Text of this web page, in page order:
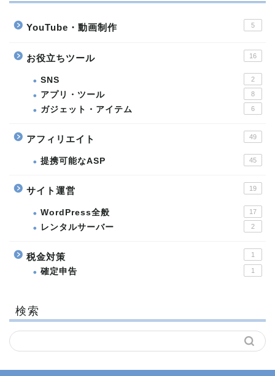
YouTube・動画制作 5
お役立ちツール 16
SNS 2
アプリ・ツール 8
ガジェット・アイテム 6
アフィリエイト 49
提携可能なASP 45
サイト運営 19
WordPress全般 17
レンタルサーバー 2
税金対策 1
確定申告 1
検索